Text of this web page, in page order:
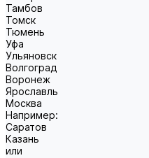
Тамбов
Томск
Тюмень
Уфа
Ульяновск
Волгоград
Воронеж
Ярославль
Москва
Например:
Саратов
Казань
или